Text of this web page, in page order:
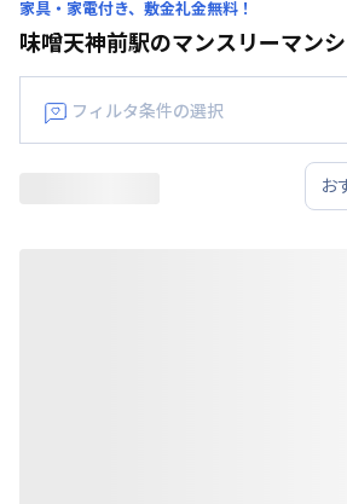
家具・家電付き、敷金礼金無料！
味噌天神前駅のマンスリーマン
フィルタ条件の選択